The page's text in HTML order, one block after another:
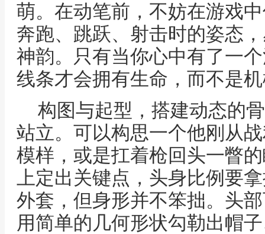
萌。在动笔前，不妨在游戏
奔跑、跳跃、射击时的姿态
神韵。只有当你心中有了一
线条才会拥有生命，而不是
构图与起型，搭建动态的
站立。可以构思一个他刚从
模样，或是扛着枪回头一瞥
上定出关键点，头身比例要
外套，但身形并不笨拙。头
用简单的几何形状勾勒出帽